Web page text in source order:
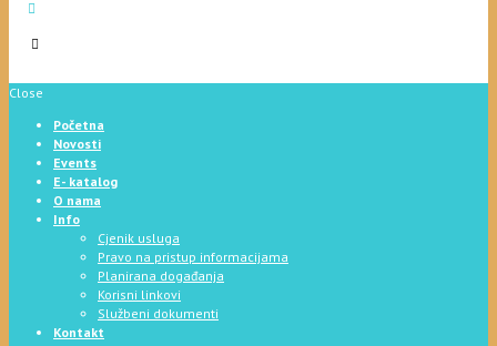
Close
Početna
Novosti
Events
E- katalog
O nama
Info
Cjenik usluga
Pravo na pristup informacijama
Planirana događanja
Korisni linkovi
Službeni dokumenti
Kontakt